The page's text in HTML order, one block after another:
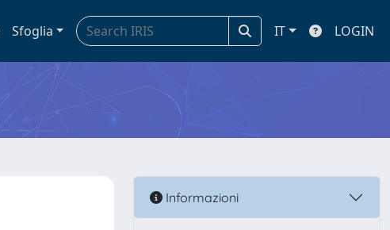
Sfoglia IT LOGIN
Informazioni